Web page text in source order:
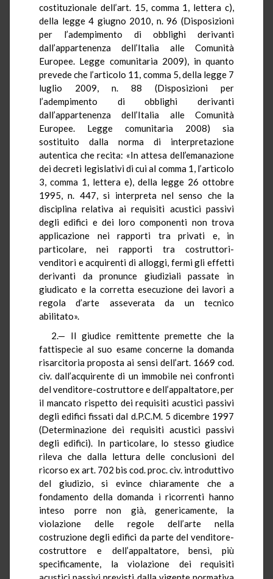
costituzionale dell’art. 15, comma 1, lettera c),
della legge 4 giugno 2010, n. 96 (Disposizioni
per l’adempimento di obblighi derivanti
dall’appartenenza dell’Italia alle Comunità
Europee. Legge comunitaria 2009), in quanto
prevede che l’articolo 11, comma 5, della legge 7
luglio 2009, n. 88 (Disposizioni per
l’adempimento di obblighi derivanti
dall’appartenenza dell’Italia alle Comunità
Europee. Legge comunitaria 2008) sia
sostituito dalla norma di interpretazione
autentica che recita: «In attesa dell’emanazione
dei decreti legislativi di cui al comma 1, l’articolo
3, comma 1, lettera e), della legge 26 ottobre
1995, n. 447, si interpreta nel senso che la
disciplina relativa ai requisiti acustici passivi
degli edifici e dei loro componenti non trova
applicazione nei rapporti tra privati e, in
particolare, nei rapporti tra costruttori-
venditori e acquirenti di alloggi, fermi gli effetti
derivanti da pronunce giudiziali passate in
giudicato e la corretta esecuzione dei lavori a
regola d’arte asseverata da un tecnico
abilitato».
2.— Il giudice remittente premette che la
fattispecie al suo esame concerne la domanda
risarcitoria proposta ai sensi dell’art. 1669 cod.
civ. dall’acquirente di un immobile nei confronti
del venditore-costruttore e dell’appaltatore, per
il mancato rispetto dei requisiti acustici passivi
degli edifici fissati dal d.P.C.M. 5 dicembre 1997
(Determinazione dei requisiti acustici passivi
degli edifici). In particolare, lo stesso giudice
rileva che dalla lettura delle conclusioni del
ricorso ex art. 702 bis cod. proc. civ. introduttivo
del giudizio, si evince chiaramente che a
fondamento della domanda i ricorrenti hanno
inteso porre non già, genericamente, la
violazione delle regole dell’arte nella
costruzione degli edifici da parte del venditore-
costruttore e dell’appaltatore, bensì, più
specificamente, la violazione dei requisiti